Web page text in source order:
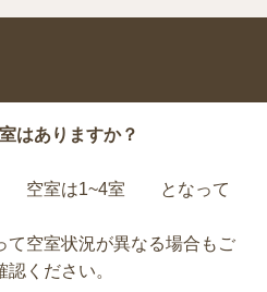
はありますか？
空室は1~4室 となって
て空室状況が異なる場合もご
ください。